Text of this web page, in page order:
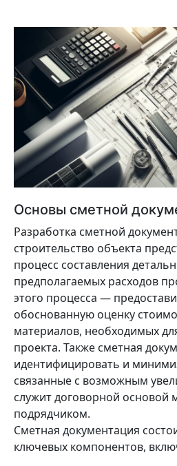
Основы сметной
Разработка сметной
строительство объекта
процесс составления
предполагаемых расходов
этого процесса —
обоснованную оценку
материалов, необходимых
проекта. Также сметная
идентифицировать и
связанные с возможным
служит договорной основой
подрядчиком.
Сметная документация
ключевых компонентов,